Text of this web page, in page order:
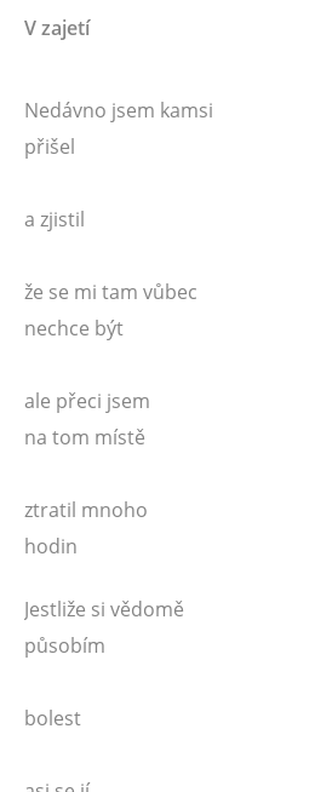
V zajetí
Nedávno jsem kamsi
přišel
a zjistil
že se mi tam vůbec
nechce být
ale přeci jsem
na tom místě
ztratil mnoho
hodin
Jestliže si vědomě
působím
bolest